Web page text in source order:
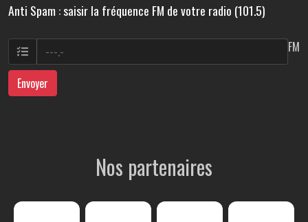
Anti Spam : saisir la fréquence FM de votre radio (101.5)
FM
Envoyer
Nos partenaires